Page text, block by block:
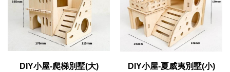
DIY小屋-爬梯別墅(大)
DIY小屋-夏威夷別墅(小)